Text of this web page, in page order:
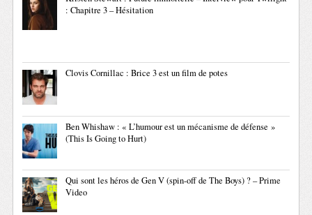
: Chapitre 3 – Hésitation
Clovis Cornillac : Brice 3 est un film de potes
Ben Whishaw : « L’humour est un mécanisme de défense »
(This Is Going to Hurt)
Qui sont les héros de Gen V (spin-off de The Boys) ? – Prime
Video